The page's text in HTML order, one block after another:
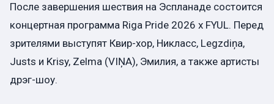
После завершения шествия на Эспланаде состоится
концертная программа Riga Pride 2026 x FYUL. Перед
зрителями выступят Квир-хор, Никласс, Legzdiņa,
Justs и Krisy, Zelma (VIŅA), Эмилия, а также артисты
дрэг-шоу.